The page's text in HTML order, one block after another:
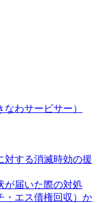
わサービサー）
対する消滅時効の援
が届いた際の対処
・エス債権回収）か